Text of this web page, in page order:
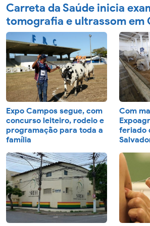
Carreta da Saúde inicia
tomografia e ultrassom em
Expo Campos segue, com
concurso leiteiro, rodeio e
programação para toda a
família
Com
feriado